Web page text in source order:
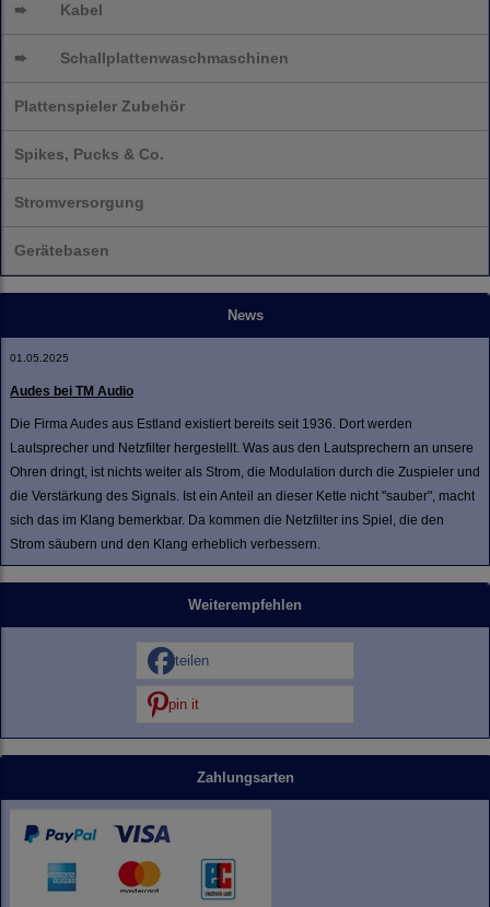
➨ Kabel
➨ Schallplattenwaschmaschinen
Plattenspieler Zubehör
Spikes, Pucks & Co.
Stromversorgung
Gerätebasen
News
01.05.2025
Audes bei TM Audio
Die Firma Audes aus Estland existiert bereits seit 1936. Dort werden
Lautsprecher und Netzfilter hergestellt. Was aus den Lautsprechern an unsere
Ohren dringt, ist nichts weiter als Strom, die Modulation durch die Zuspieler und
die Verstärkung des Signals. Ist ein Anteil an dieser Kette nicht "sauber", macht
sich das im Klang bemerkbar. Da kommen die Netzfilter ins Spiel, die den
Strom säubern und den Klang erheblich verbessern.
Weiterempfehlen
teilen
pin it
Zahlungsarten